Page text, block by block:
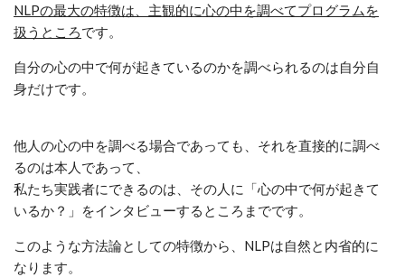
NLPの最大の特徴は、主観的に心の中を調べてプログラムを
扱うところです。
自分の心の中で何が起きているのかを調べられるのは自分自
身だけです。
他人の心の中を調べる場合であっても、それを直接的に調べ
るのは本人であって、
私たち実践者にできるのは、その人に「心の中で何が起きて
いるか？」をインタビューするところまでです。
このような方法論としての特徴から、NLPは自然と内省的に
なります。